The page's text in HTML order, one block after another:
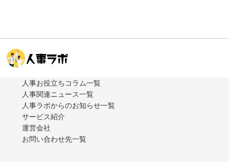
人事お役立ちコラム一覧
人事関連ニュース一覧
人事ラボからのお知らせ一覧
サービス紹介
運営会社
お問い合わせ先一覧